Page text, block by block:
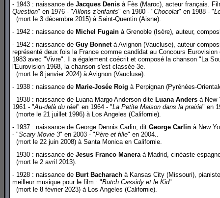
- 1943 : naissance de Jacques Denis à Fès (Maroc), acteur français.
Question" en 1976 - "Allons z'enfants" en 1980 - "Chocolat" en 1988 - "
(mort le 3 décembre 2015) à Saint-Quentin (Aisne).
- 1942 : naissance de Michel Fugain à Grenoble (Isère), auteur,
- 1942 : naissance de Guy Bonnetà Avignon (Vaucluse), auteur-
représenté deux fois la France comme candidat au Concours
1983 avec "Vivre". Il a également coécrit et composé la chanson "La
l'Eurovision 1968, la chanson s'est classée 3e.
(mort le 8 janvier 2024) à Avignon (Vaucluse).
- 1938 : naissance de Marie-Josée Roig à Perpignan (Pyrénées-
- 1938 : naissance de Luana Margo Anderson dite Luana Anders à New
1961 - "Au-delà du réel" en 1964 - "La Petite Maison dans la prairie" en
(morte le 21 juillet 1996) à Los Angeles (Californie).
- 1937 : naissance de George Dennis Carlin, dit George Carlin à New
- "Scary Movie 3" en 2003 - "Père et fille" en 2004..
(mort le 22 juin 2008) à Santa Monica en Californie.
- 1930 : naissance de Jesus Franco Maneraà Madrid, cinéaste
(mort le 2 avril 2013).
- 1928 : naissance de Burt Bacharach à Kansas City (Missouri),
meilleur musique pour le film : "Butch Cassidy et le Kid".
(mort le 8 février 2023) à Los Angeles (Californie).